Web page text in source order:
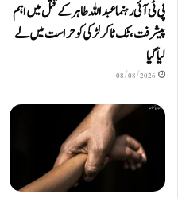
پی ٹی آئی رہنما عبداللہ طاہر کے قتل میں اہم
پیشرفت، ٹک ٹاکر لڑکی کو حراست میں لے
لیا گیا
08/08/2026